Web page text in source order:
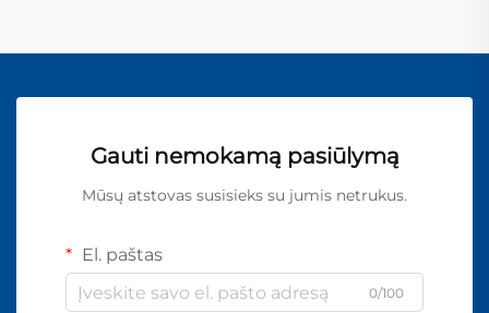
Gauti nemokamą pasiūlymą
Mūsų atstovas susisieks su jumis netrukus.
El. paštas
0/100